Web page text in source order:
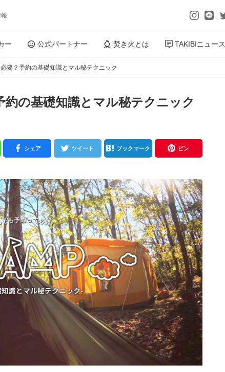
ー 公式パートナー 焚き火とは TAKIBIニュース
要？予約の基礎知識とマル秘テクニック
の基礎知識とマル秘テクニック
シェア ツイート ブックマーク ピン